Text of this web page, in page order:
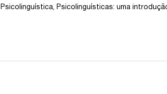
Psicolinguística, Psicolinguísticas: uma